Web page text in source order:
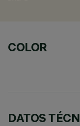
COLOR
DATOS